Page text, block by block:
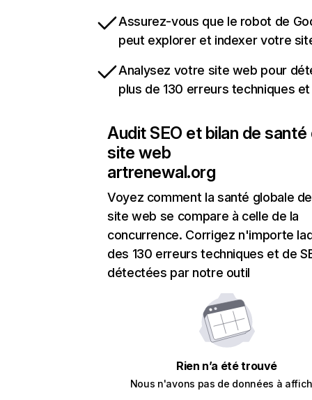
Assurez-vous que le robot de
peut explorer et indexer votre
Analysez votre site web pour
plus de 130 erreurs techniques et
Audit SEO et bilan de santé
site web
artrenewal.org
Voyez comment la santé globale
site web se compare à celle de la
concurrence. Corrigez n'importe
des 130 erreurs techniques et de
détectées par notre outil
Rien n’a été trouvé
Nous n'avons pas de données à